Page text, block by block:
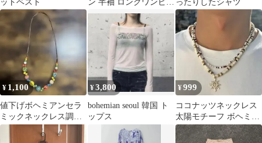
ットベスト
ン 半袖 ロングワンピー
ス 前開き 2way
ったりしたシャツ
¥ 1,100
値下げボヘミアンセラ
ミックネックレス調節
可能
¥3,800
bohemian seoul 韓国 ト
ップス
¥999
ココナッツネックレス
太陽モチーフ ボヘミア
ン 韓国 y2k ゴールド